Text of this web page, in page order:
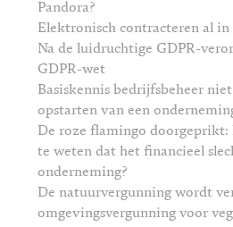
Pandora?
Elektronisch contracteren al in
Na de luidruchtige GDPR-
GDPR-wet
Basiskennis bedrijfsbeheer
opstarten van een
De roze flamingo
te weten dat het financieel
onderneming?
De natuurvergunning wordt
omgevingsvergunning voor